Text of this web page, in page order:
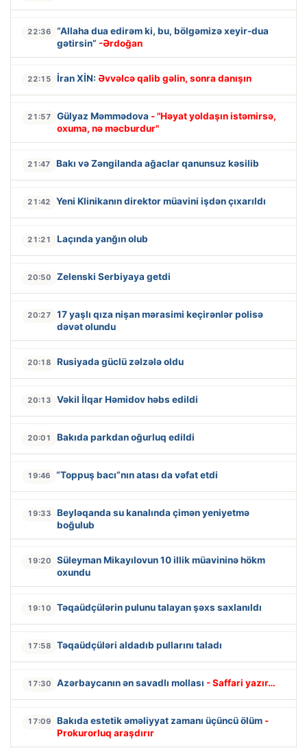
22:36
“Allaha dua edirəm ki, bu, bölgəmizə xeyir-dua
gətirsin” -Ərdoğan
22:15 İran XİN: Əvvəlcə qalib gəlin, sonra danışın
21:57 Gülyaz Məmmədova - "Həyat yoldaşın istəmirsə,
oxuma, nə məcburdur"
21:47 Bakı və Zəngilanda ağaclar qanunsuz kəsilib
21:42 Yeni Klinikanın direktor müavini işdən çıxarıldı
21:21 Laçında yanğın olub
20:50 Zelenski Serbiyaya getdi
20:27
17 yaşlı qıza nişan mərasimi keçirənlər polisə
dəvət olundu
20:18 Rusiyada güclü zəlzələ oldu
20:13 Vəkil İlqar Həmidov həbs edildi
20:01 Bakıda parkdan oğurluq edildi
19:46 “Toppuş bacı”nın atası da vəfat etdi
19:33
Beyləqanda su kanalında çimən yeniyetmə
boğulub
19:20
Süleyman Mikayılovun 10 illik müavininə hökm
oxundu
19:10 Təqaüdçülərin pulunu talayan şəxs saxlanıldı
17:58 Təqaüdçüləri aldadıb pullarını taladı
17:30 Azərbaycanın ən savadlı mollası - Saffari yazır…
17:09 Bakıda estetik əməliyyat zamanı üçüncü ölüm -
Prokurorluq araşdırır